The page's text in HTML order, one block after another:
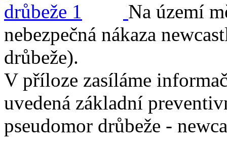
Na území
nebezpečná nákaza
drůbeže).
V příloze zasíláme
uvedená základní
pseudomor drůbeže -